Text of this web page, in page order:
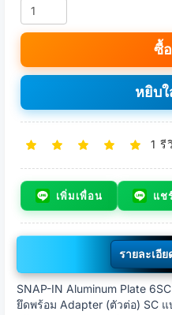
ซื้
หยิบ
1 รี
เพิ่มเพื่อน แช
รายละเอีย
SNAP-IN Aluminum Plate
ยึดพร้อม Adapter (ตัวต่อ) SC